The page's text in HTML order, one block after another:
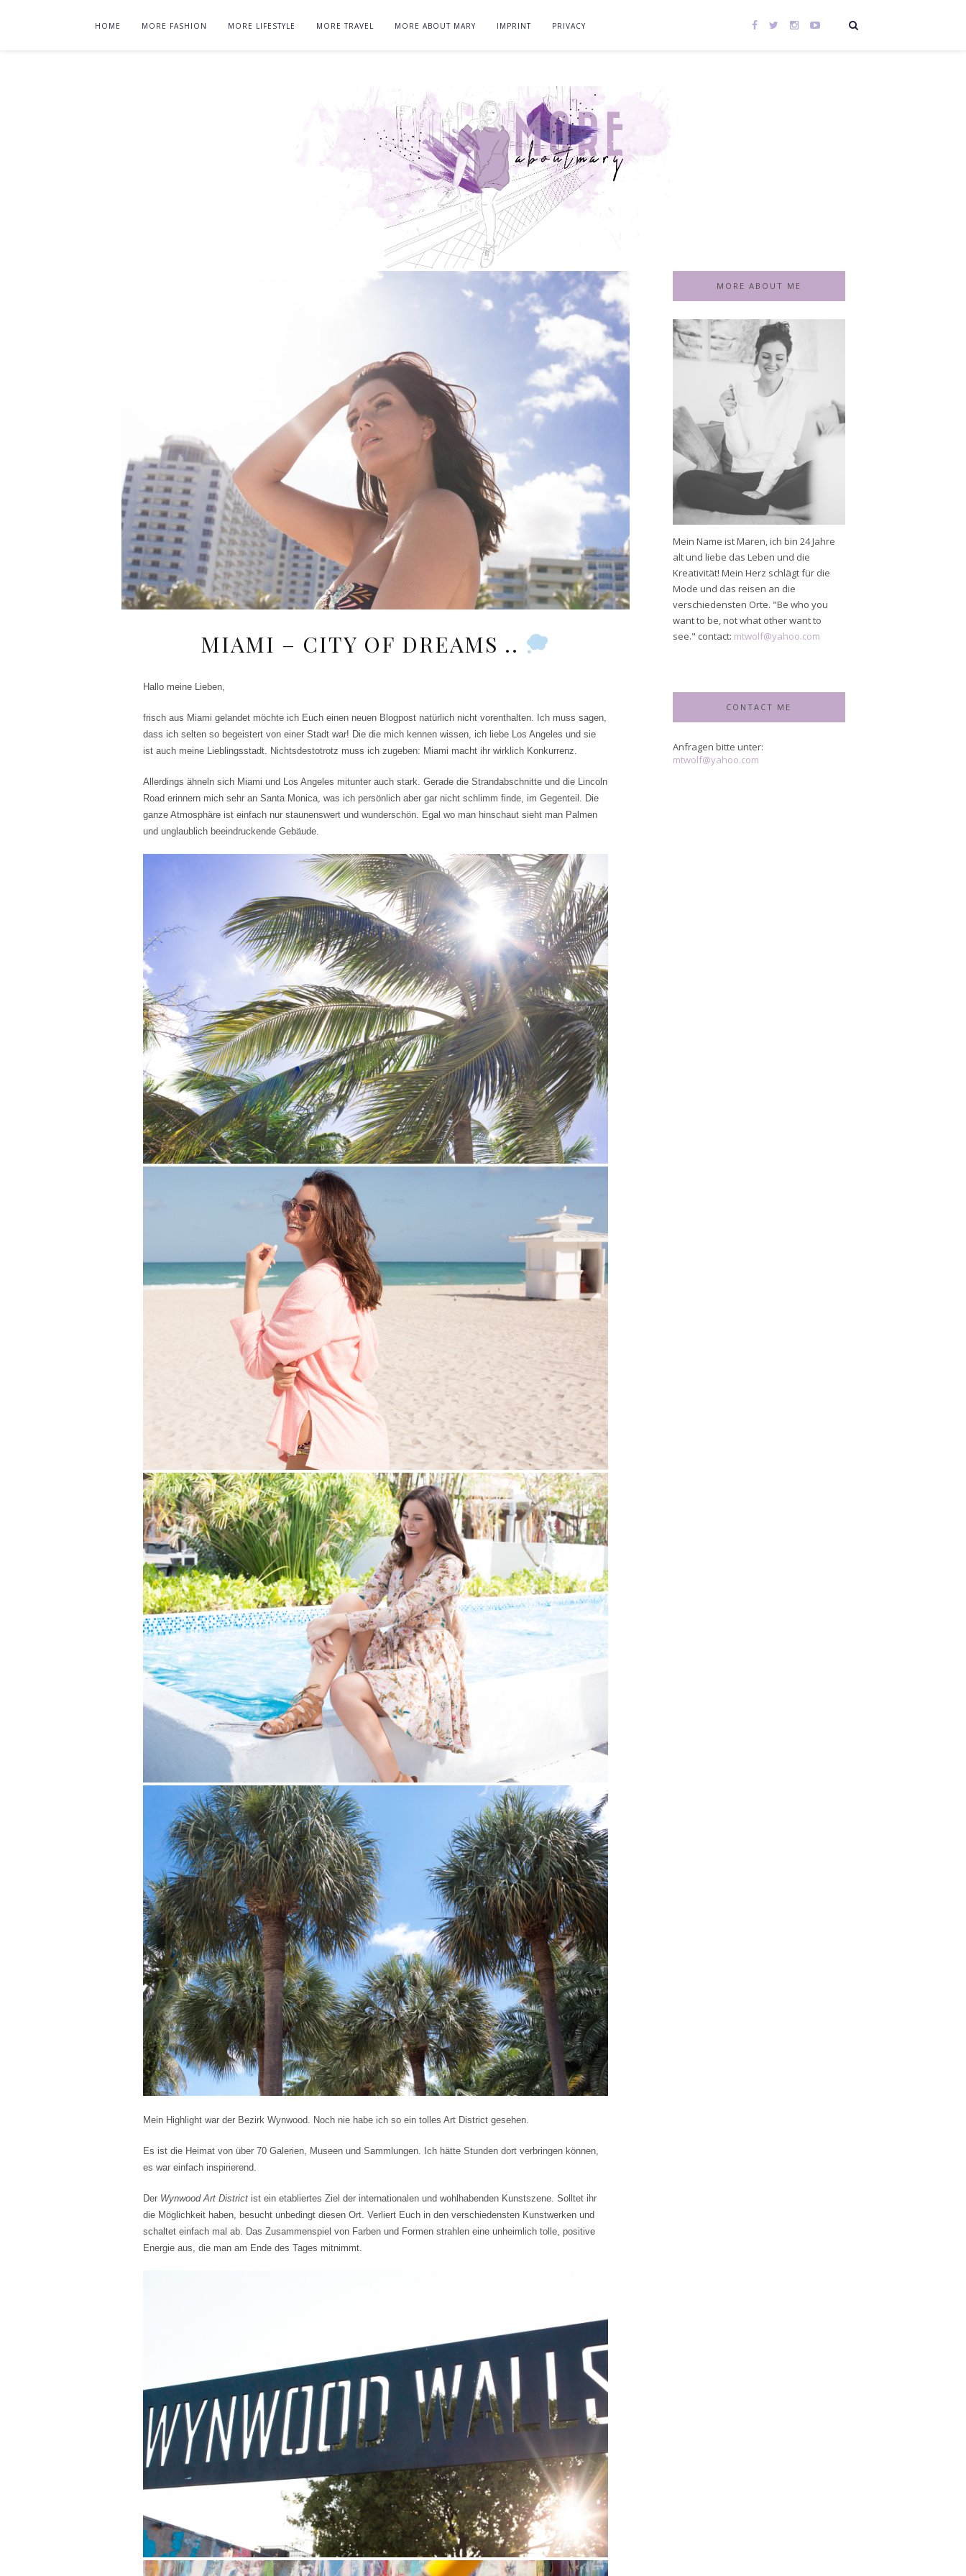
HOME MORE FASHION MORE LIFESTYLE MORE TRAVEL MORE ABOUT MARY IMPRINT PRIVACY
MIAMI – CITY OF DREAMS ..
Hallo meine Lieben,
frisch aus Miami gelandet möchte ich Euch einen neuen Blogpost natürlich nicht vorenthalten. Ich muss sagen,
dass ich selten so begeistert von einer Stadt war! Die die mich kennen wissen, ich liebe Los Angeles und sie
ist auch meine Lieblingsstadt. Nichtsdestotrotz muss ich zugeben: Miami macht ihr wirklich Konkurrenz.
Allerdings ähneln sich Miami und Los Angeles mitunter auch stark. Gerade die Strandabschnitte und die Lincoln
Road erinnern mich sehr an Santa Monica, was ich persönlich aber gar nicht schlimm finde, im Gegenteil. Die
ganze Atmosphäre ist einfach nur staunenswert und wunderschön. Egal wo man hinschaut sieht man Palmen
und unglaublich beeindruckende Gebäude.
Mein Highlight war der Bezirk Wynwood. Noch nie habe ich so ein tolles Art District gesehen.
Es ist die Heimat von über 70 Galerien, Museen und Sammlungen. Ich hätte Stunden dort verbringen können,
es war einfach inspirierend.
Der Wynwood Art District ist ein etabliertes Ziel der internationalen und wohlhabenden Kunstszene. Solltet ihr
die Möglichkeit haben, besucht unbedingt diesen Ort. Verliert Euch in den verschiedensten Kunstwerken und
schaltet einfach mal ab. Das Zusammenspiel von Farben und Formen strahlen eine unheimlich tolle, positive
Energie aus, die man am Ende des Tages mitnimmt.
MORE ABOUT ME
Mein Name ist Maren, ich bin 24 Jahre
alt und liebe das Leben und die
Kreativität! Mein Herz schlägt für die
Mode und das reisen an die
verschiedensten Orte. "Be who you
want to be, not what other want to
see." contact: mtwolf@yahoo.com
CONTACT ME
Anfragen bitte unter:
mtwolf@yahoo.com